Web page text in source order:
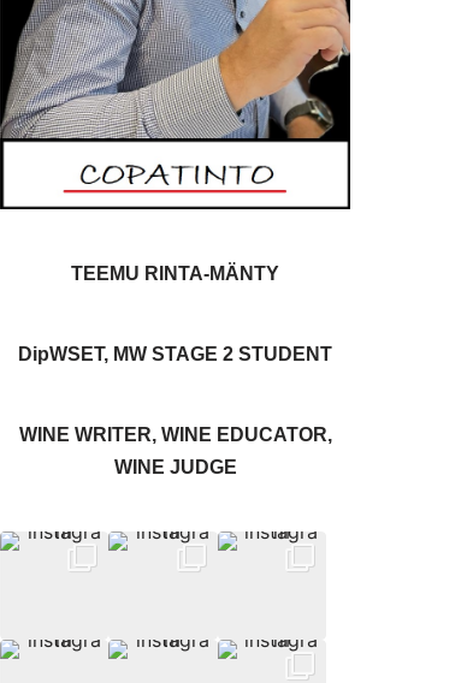
TEEMU RINTA-MÄNTY
DipWSET, MW STAGE 2 STUDENT
WINE WRITER, WINE EDUCATOR,
WINE JUDGE